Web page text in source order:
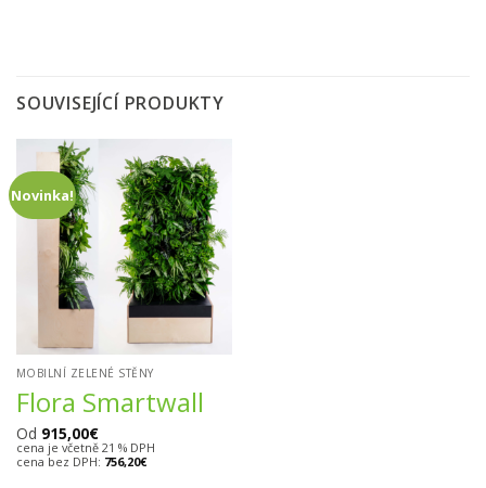
SOUVISEJÍCÍ PRODUKTY
Novinka!
MOBILNÍ ZELENÉ STĚNY
Flora Smartwall
Od 915,00€
cena je včetně 21 % DPH
cena bez DPH: 756,20€